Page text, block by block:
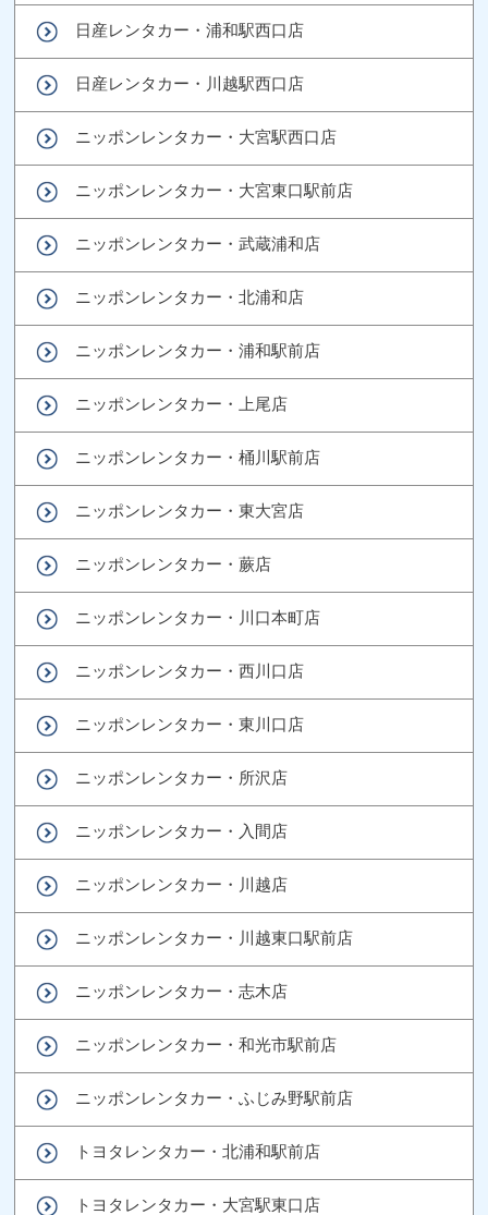
日産レンタカー・浦和駅西口店
日産レンタカー・川越駅西口店
ニッポンレンタカー・大宮駅西口店
ニッポンレンタカー・大宮東口駅前店
ニッポンレンタカー・武蔵浦和店
ニッポンレンタカー・北浦和店
ニッポンレンタカー・浦和駅前店
ニッポンレンタカー・上尾店
ニッポンレンタカー・桶川駅前店
ニッポンレンタカー・東大宮店
ニッポンレンタカー・蕨店
ニッポンレンタカー・川口本町店
ニッポンレンタカー・西川口店
ニッポンレンタカー・東川口店
ニッポンレンタカー・所沢店
ニッポンレンタカー・入間店
ニッポンレンタカー・川越店
ニッポンレンタカー・川越東口駅前店
ニッポンレンタカー・志木店
ニッポンレンタカー・和光市駅前店
ニッポンレンタカー・ふじみ野駅前店
トヨタレンタカー・北浦和駅前店
トヨタレンタカー・大宮駅東口店